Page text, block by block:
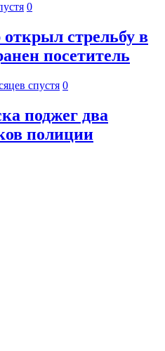
0
стрельбу в
посетитель
спустя 0
поджег два
полиции